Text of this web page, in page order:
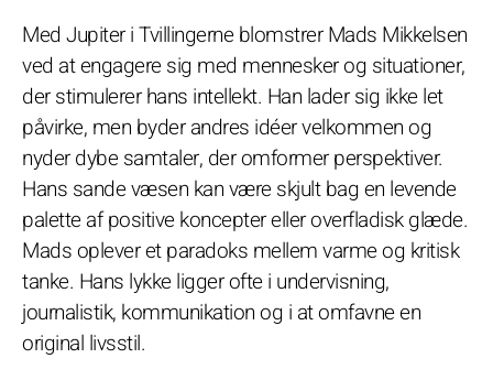
Med Jupiter i Tvillingerne blomstrer Mads Mikkelsen
ved at engagere sig med mennesker og situationer,
der stimulerer hans intellekt. Han lader sig ikke let
påvirke, men byder andres idéer velkommen og
nyder dybe samtaler, der omformer perspektiver.
Hans sande væsen kan være skjult bag en levende
palette af positive koncepter eller overfladisk glæde.
Mads oplever et paradoks mellem varme og kritisk
tanke. Hans lykke ligger ofte i undervisning,
journalistik, kommunikation og i at omfavne en
original livsstil.